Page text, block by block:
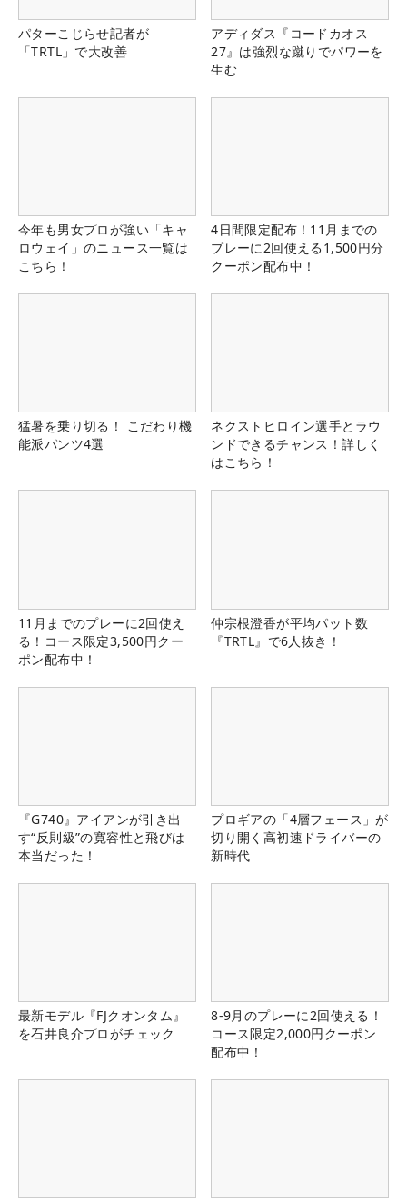
パターこじらせ記者が
「TRTL」で大改善
アディダス『コードカオス
27』は強烈な蹴りでパワーを
生む
今年も男女プロが強い「キャ
ロウェイ」のニュース一覧は
こちら！
4日間限定配布！11月までの
プレーに2回使える1,500円分
クーポン配布中！
猛暑を乗り切る！ こだわり機
能派パンツ4選
ネクストヒロイン選手とラウ
ンドできるチャンス！詳しく
はこちら！
11月までのプレーに2回使え
る！コース限定3,500円クー
ポン配布中！
仲宗根澄香が平均パット数
『TRTL』で6人抜き！
『G740』アイアンが引き出
す“反則級”の寛容性と飛びは
本当だった！
プロギアの「4層フェース」が
切り開く高初速ドライバーの
新時代
最新モデル『FJクオンタム』
を石井良介プロがチェック
8-9月のプレーに2回使える！
コース限定2,000円クーポン
配布中！